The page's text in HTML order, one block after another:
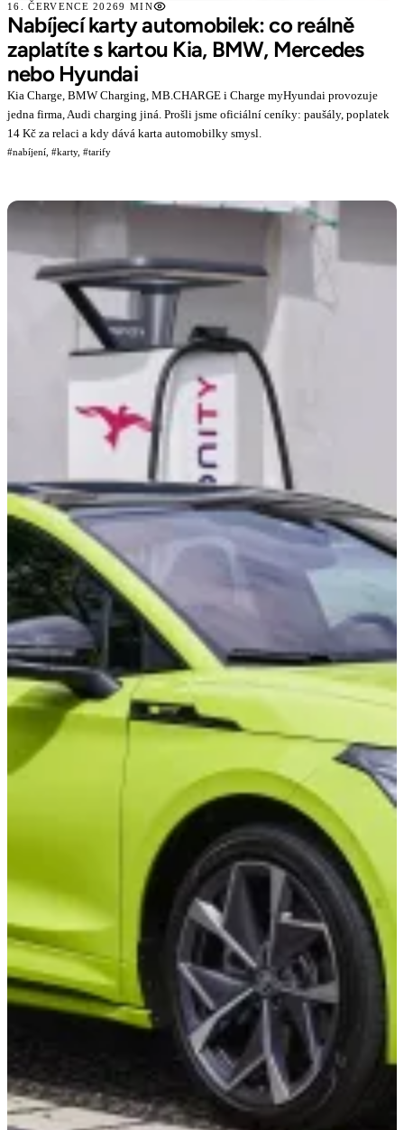
16. ČERVENCE 20269 MIN
Nabíjecí karty automobilek: co reálně
zaplatíte s kartou Kia, BMW, Mercedes
nebo Hyundai
Kia Charge, BMW Charging, MB.CHARGE i Charge myHyundai provozuje
jedna firma, Audi charging jiná. Prošli jsme oficiální ceníky: paušály, poplatek
14 Kč za relaci a kdy dává karta automobilky smysl.
#nabíjení, #karty, #tarify